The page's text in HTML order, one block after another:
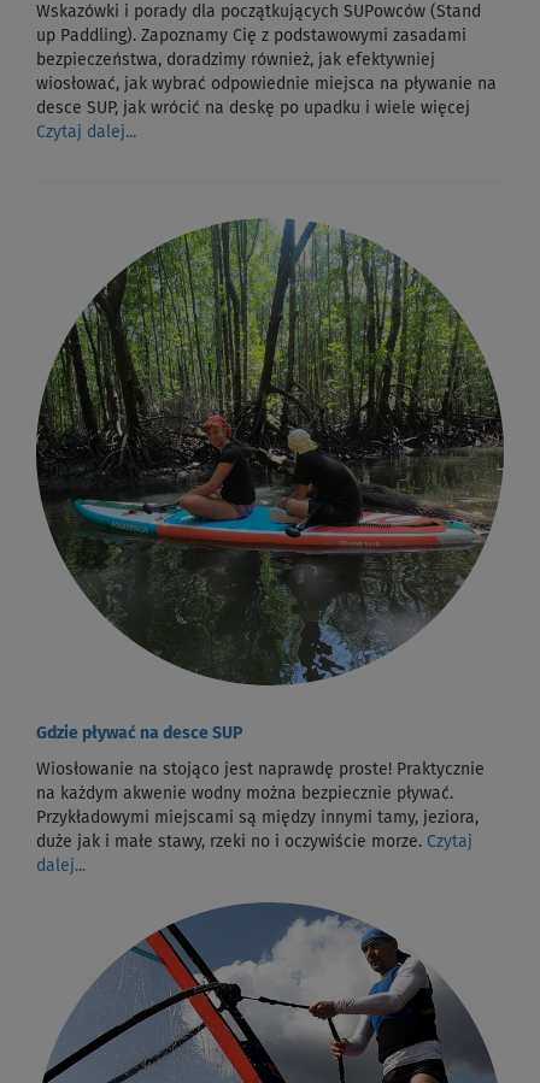
Wskazówki i porady dla początkujących SUPowców (Stand
up Paddling). Zapoznamy Cię z podstawowymi zasadami
bezpieczeństwa, doradzimy również, jak efektywniej
wiosłować, jak wybrać odpowiednie miejsca na pływanie na
desce SUP, jak wrócić na deskę po upadku i wiele więcej
Czytaj dalej...
Gdzie pływać na desce SUP
Wiosłowanie na stojąco jest naprawdę proste! Praktycznie
na każdym akwenie wodny można bezpiecznie pływać.
Przykładowymi miejscami są między innymi tamy, jeziora,
duże jak i małe stawy, rzeki no i oczywiście morze. Czytaj
dalej...